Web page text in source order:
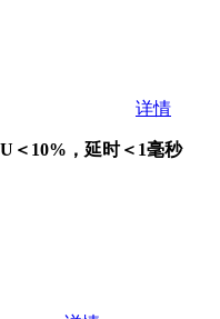
详情
＜10%，延时＜1毫秒